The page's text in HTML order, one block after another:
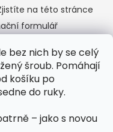
bez nich by se celý
šroub. Pomáhají
košíku po
do ruky.
– jako s novou
na této stránce
formulář